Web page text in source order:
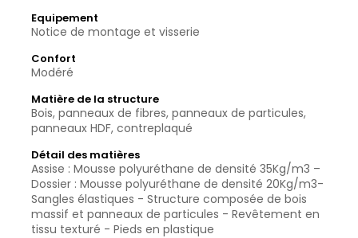
Equipement
Notice de montage et visserie
Confort
Modéré
Matière de la structure
Bois, panneaux de fibres, panneaux de particules,
panneaux HDF, contreplaqué
Détail des matières
Assise : Mousse polyuréthane de densité 35Kg/m3 –
Dossier : Mousse polyuréthane de densité 20Kg/m3-
Sangles élastiques - Structure composée de bois
massif et panneaux de particules - Revêtement en
tissu texturé - Pieds en plastique